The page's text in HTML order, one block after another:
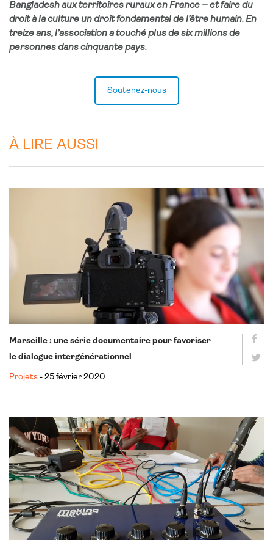
Bangladesh aux territoires ruraux en France – et faire du
droit à la culture un droit fondamental de l’être humain. En
treize ans, l’association a touché plus de six millions de
personnes dans cinquante pays.
Soutenez-nous
À LIRE AUSSI
Marseille : une série documentaire pour favoriser
le dialogue intergénérationnel
Projets - 25 février 2020